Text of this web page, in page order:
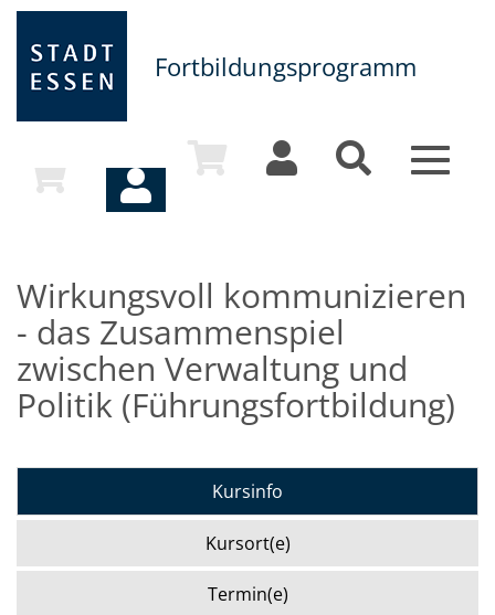
Fortbildungsprogramm
Toggle
Wirkungsvoll kommunizieren
- das Zusammenspiel
zwischen Verwaltung und
Politik (Führungsfortbildung)
Kursinfo
Kursort(e)
Termin(e)